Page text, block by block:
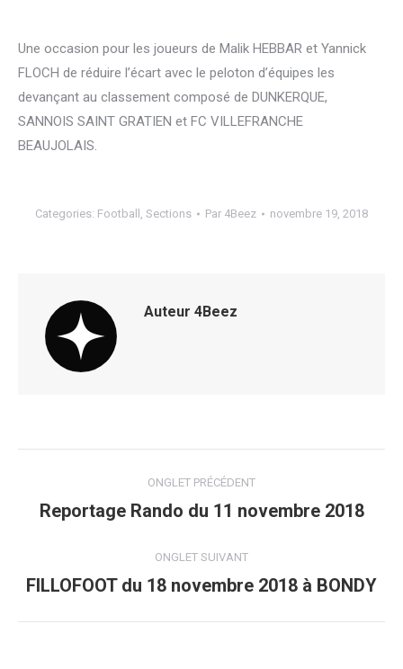
Une occasion pour les joueurs de Malik HEBBAR et Yannick
FLOCH de réduire l’écart avec le peloton d’équipes les
devançant au classement composé de DUNKERQUE,
SANNOIS SAINT GRATIEN et FC VILLEFRANCHE
BEAUJOLAIS.
Categories: Football , Sections Par 4Beez novembre 19, 2018
Auteur 4Beez
de
commentaire
ONGLET PRÉCÉDENT
Onglet
Reportage Rando du 11 novembre 2018
ONGLET SUIVANT
Onglet
FILLOFOOT du 18 novembre 2018 à BONDY